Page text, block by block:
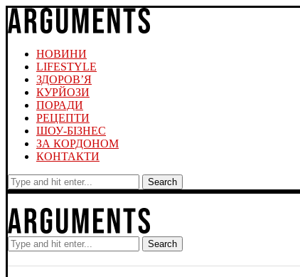
НОВИНИ
LIFESTYLE
ЗДОРОВ’Я
КУРЙОЗИ
ПОРАДИ
РЕЦЕПТИ
ШОУ-БІЗНЕС
ЗА КОРДОНОМ
КОНТАКТИ
Search
Search